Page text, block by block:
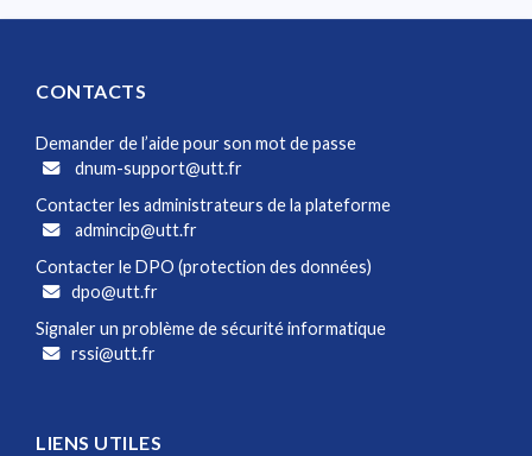
CONTACTS
Demander de l’aide pour son mot de passe
dnum-support@utt.fr
Contacter les administrateurs de la plateforme
admincip@utt.fr
Contacter le DPO (protection des données)
dpo@utt.fr
Signaler un problème de sécurité informatique
rssi@utt.fr
LIENS UTILES